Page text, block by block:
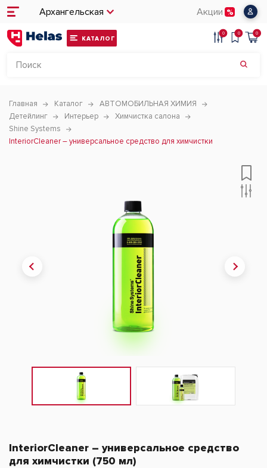
Архангельская Акции
КАТАЛОГ
0 0 0
Главная Каталог
АВТОМОБИЛЬНАЯ ХИМИЯ
Детейлинг
Интерьер
Химчистка салона
Shine Systems
InteriorCleaner – универсальное средство для химчистки
InteriorCleaner – универсальное средство
для химчистки (750 мл)